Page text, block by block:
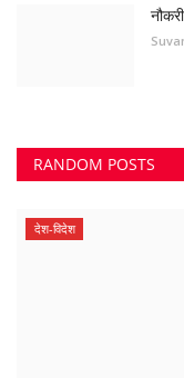
RANDOM POSTS
देश-विदेश